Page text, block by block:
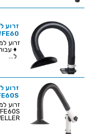
ל...
...